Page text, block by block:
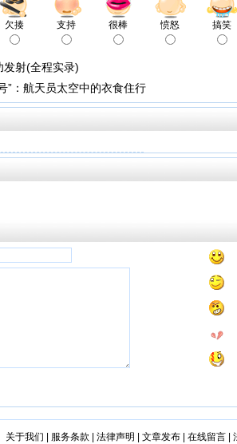
欠揍 支持 很棒 愤怒 搞笑
发射(全程实录)
”：航天员太空中的衣食住行
关于我们 服务条款 法律声明 文章发布| 在线留言|